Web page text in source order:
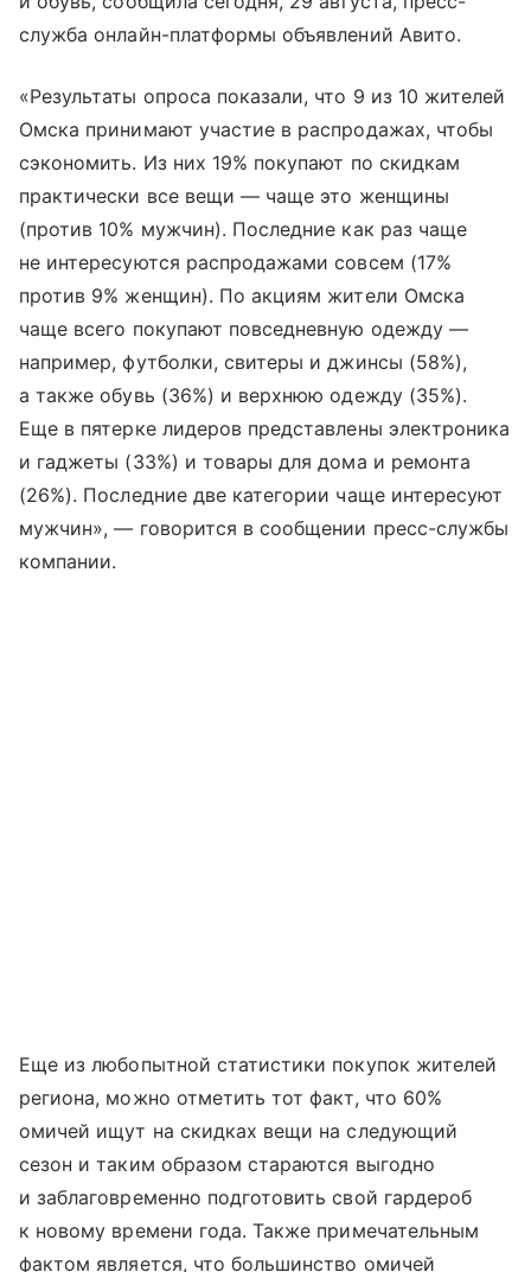
служба онлайн-платформы объявлений Авито.
«Результаты опроса показали, что 9 из 10 жителей
Омска принимают участие в распродажах, чтобы
сэкономить. Из них 19% покупают по скидкам
практически все вещи — чаще это женщины
(против 10% мужчин). Последние как раз чаще
не интересуются распродажами совсем (17%
против 9% женщин). По акциям жители Омска
чаще всего покупают повседневную одежду —
например, футболки, свитеры и джинсы (58%),
а также обувь (36%) и верхнюю одежду (35%).
Еще в пятерке лидеров представлены электроника
и гаджеты (33%) и товары для дома и ремонта
(26%). Последние две категории чаще интересуют
мужчин», — говорится в сообщении пресс-службы
компании.
Еще из любопытной статистики покупок жителей
региона, можно отметить тот факт, что 60%
омичей ищут на скидках вещи на следующий
сезон и таким образом стараются выгодно
и заблаговременно подготовить свой гардероб
к новому времени года. Также примечательным
фактом является, что большинство омичей